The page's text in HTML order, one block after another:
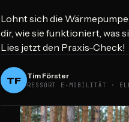
Lohnt sich die
dir, wie sie funktioniert, was
Lies jetzt den Praxis-Check!
TF Tim Förster
RESSORT E-MOBILITÄT ·